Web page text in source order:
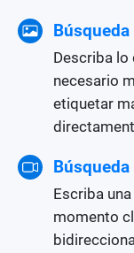
Describa lo
necesario
etiquetar
Escriba
momento